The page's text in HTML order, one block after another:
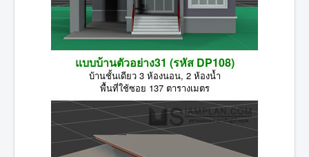
แบบบ้านตัวอย่าง31 (รหัส DP108)
บ้านชั้นเดียว 3 ห้องนอน, 2 ห้องน้ำ
พื้นที่ใช้ซอย 137 ตารางเมตร